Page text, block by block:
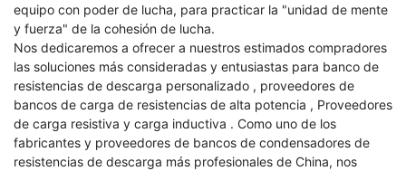
equipo con poder de lucha, para practicar la "unidad de mente
y fuerza" de la cohesión de lucha.
Nos dedicaremos a ofrecer a nuestros estimados compradores
las soluciones más consideradas y entusiastas para banco de
resistencias de descarga personalizado , proveedores de
bancos de carga de resistencias de alta potencia , Proveedores
de carga resistiva y carga inductiva . Como uno de los
fabricantes y proveedores de bancos de condensadores de
resistencias de descarga más profesionales de China, nos